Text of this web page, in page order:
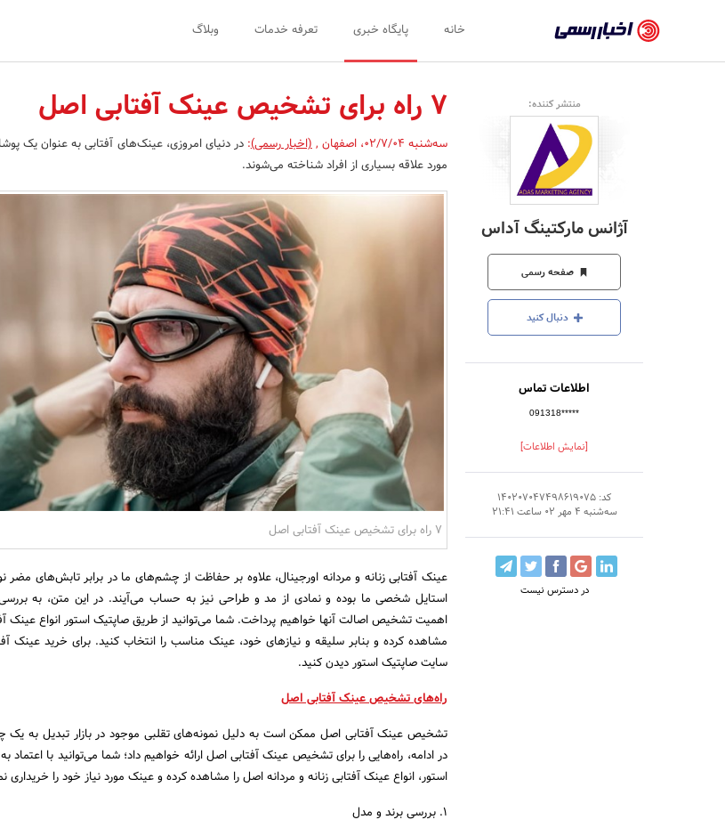
رسمی
-
اخبار
تایید
شده
شرکت‌ها،
سازمان‌ها
و
روابط
عمومی‌ها
خانه پایگاه خبری تعرفه خدمات وبلاگ
منتشر کننده:
آژانس مارکتینگ آداس
صفحه رسمی
دنبال کنید
اطلاعات تماس
091318*****
[نمایش اطلاعات]
کد: 140207047498619075
سه‌شنبه 4 مهر 02 ساعت 21:41
در دسترس نیست
7 راه برای تشخیص عینک آفتابی اصل
سه‌شنبه 02/7/04 ،اصفهان ,(اخبار رسمی):در دنیای امروزی، عینک‌های آفتابی به عنوان یک
مورد علاقه بسیاری از افراد شناخته می‌شوند.
7 راه برای تشخیص عینک آفتابی اصل
عینک آفتابی زنانه و مردانه اورجینال، علاوه بر حفاظت از چشم‌های ما در برابر تابش‌های مضر
استایل شخصی ما بوده و نمادی از مد و طراحی نیز به حساب می‌آیند. در این متن، به
اهمیت تشخیص اصالت آنها خواهیم پرداخت. شما می‌توانید از طریق صاپتیک استور انواع عینک
مشاهده کرده و بنابر سلیقه و نیازهای خود، عینک مناسب را انتخاب کنید. برای خرید عینک
سایت صاپتیک استور دیدن کنید.
راه‌های تشخیص عینک آفتابی اصل
تشخیص عینک آفتابی اصل ممکن است به دلیل نمونه‌های تقلبی موجود در بازار تبدیل به
در ادامه، راه‌هایی را برای تشخیص عینک آفتابی اصل ارائه خواهیم داد؛ شما می‌توانید با اعتماد
استور، انواع عینک آفتابی زنانه و مردانه اصل را مشاهده کرده و عینک مورد نیاز خود را خریداری
1. بررسی برند و مدل